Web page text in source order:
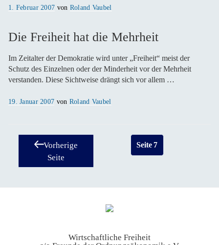
Veröffentlicht
1. Februar 2007 von Roland Vaubel
Die Freiheit hat die Mehrheit
Im Zeitalter der Demokratie wird unter „Freiheit“ meist der
Schutz des Einzelnen oder der Minderheit vor der Mehrheit
verstanden. Diese Sichtweise drängt sich vor allem …
Veröffentlicht
19. Januar 2007 von Roland Vaubel
Seitennummerierung
Beiträge
Vorherige
Seite
Seite7
Wirtschaftliche Freiheit